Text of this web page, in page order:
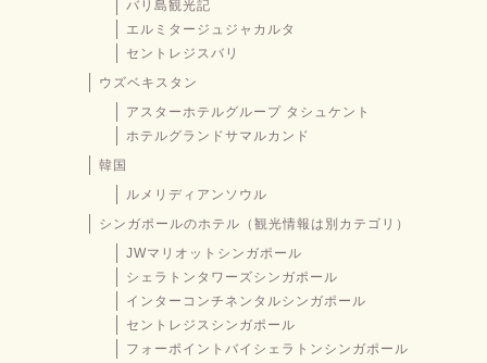
バリ島観光記
エルミタージュジャカルタ
セントレジスバリ
ウズベキスタン
アスターホテルグループ タシュケント
ホテルグランドサマルカンド
韓国
ルメリディアンソウル
シンガポールのホテル（観光情報は別カテゴリ）
JWマリオットシンガポール
シェラトンタワーズシンガポール
インターコンチネンタルシンガポール
セントレジスシンガポール
フォーポイントバイシェラトンシンガポール